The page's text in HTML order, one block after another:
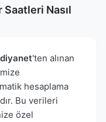
Nasıl
diyanet'ten alınan
hesaplama
Bu verileri
özel